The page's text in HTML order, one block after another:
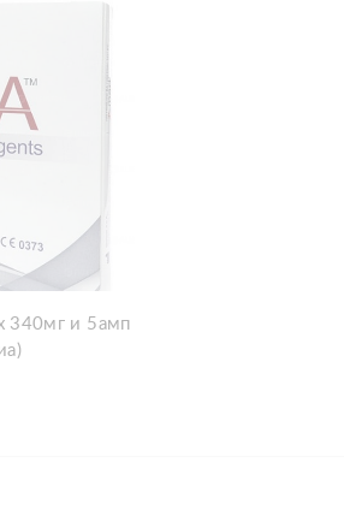
340мг и 5амп